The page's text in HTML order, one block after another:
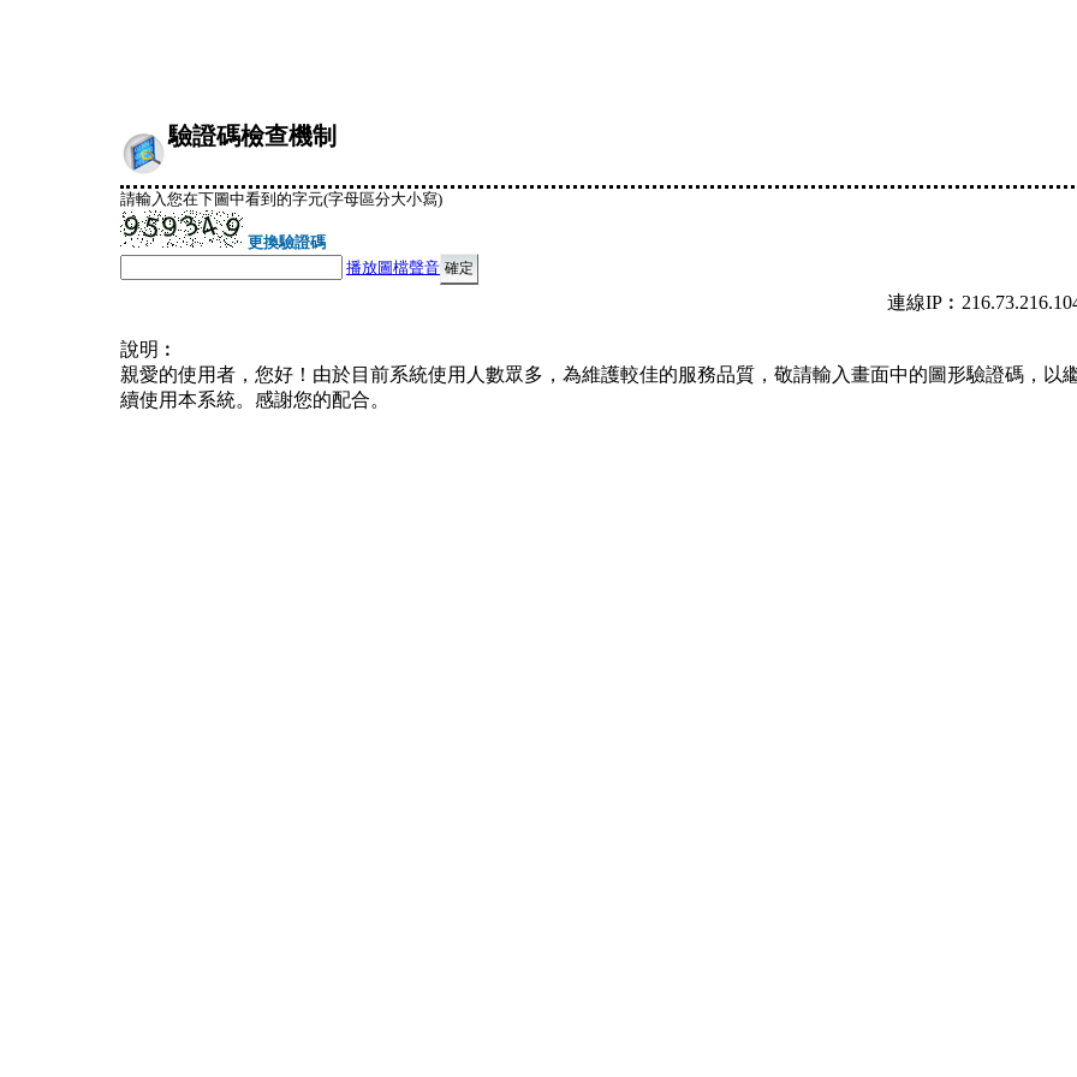
驗證碼檢查機制
請輸入您在下圖中看到的字元(字母區分大小寫)
更換驗證碼
播放圖檔聲音
連線
說明︰
親愛的使用者，您好！由於目前系統使用人數眾多，為維護較佳的服務品質，敬請輸入畫面中的圖形驗證碼，以
續使用本系統。感謝您的配合。